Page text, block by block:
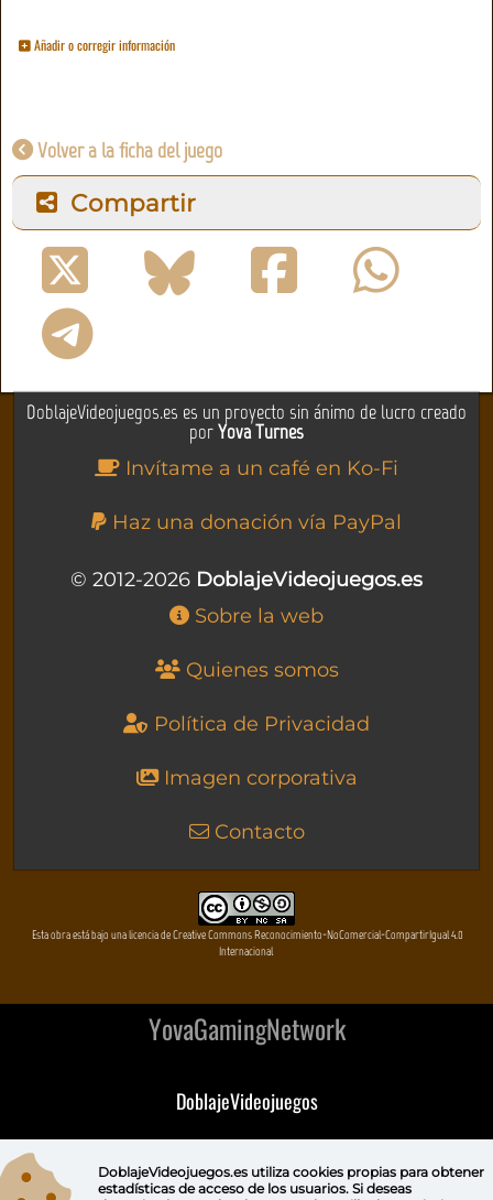
Añadir o corregir información
Volver a la ficha del juego
Compartir
DoblajeVideojuegos.es es un proyecto sin ánimo de lucro creado
porYova Turnes
Invítame a un café en Ko-Fi
Haz una donación vía PayPal
© 2012-2026 DoblajeVideojuegos.es
Sobre la web
Quienes somos
Política de Privacidad
Imagen corporativa
Contacto
Esta obra está bajo una licencia de Creative Commons Reconocimiento-NoComercial-CompartirIgual 4.0
Internacional
YovaGamingNetwork
DoblajeVideojuegos
DoblajeVideojuegos.es utiliza cookies propiaspara obtener
estadísticas de acceso de los usuarios. Si deseas